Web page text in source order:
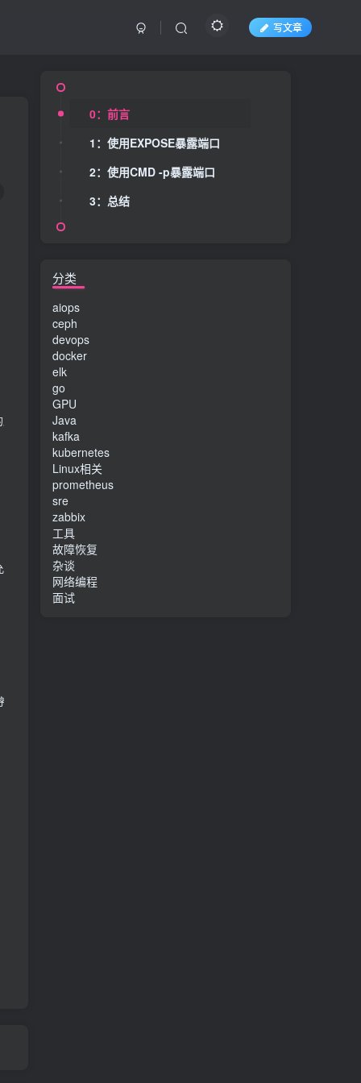
写文章
用程序通信。EXPOSE 命令定义在 Dockerfile 中，它可以帮助其他开
主机上的其他服务或用户与容器中的应用程序通信。
监听了哪些端口，而 CMD
0：前言
1：使用EXPOSE暴露端口
2：使用CMD -p暴露端口
3：总结
分类
aiops
ceph
devops
docker
elk
go
GPU
Java
kafka
kubernetes
Linux相关
prometheus
sre
zabbix
工具
故障恢复
杂谈
网络编程
面试